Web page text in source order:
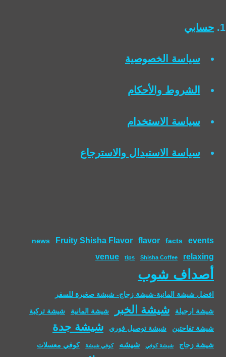
حسابي
سياسة الخصوصية
الشروط والأحكام
سياسة الاستخدام
سياسة الاستبدال والاسترجاع
events
facts
flavor
Fruity Shisha Flavor
news
relaxing
Shisha Coffee
tips
venue
أصداف شوب
افضل شيشة المانية-شيشة زجاج- شيشة صغيرة للسفر
شيشة ارجيلة شيشة الخبر شيشة المانية شيشة تركية
شيشة تفاحتين شيشة توصيل فوري شيشة جدة
شيشة زجاج شيشة كوفي شيشه كوفي شيشة كوفي معسلات